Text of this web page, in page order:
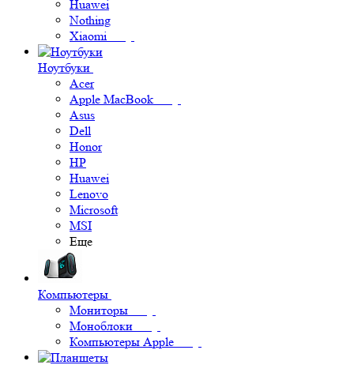
Huawei
Nothing
Xiaomi
Ноутбуки
Acer
Apple MacBook
Asus
Dell
Honor
HP
Huawei
Lenovo
Microsoft
MSI
Еще
Компьютеры
Мониторы
Моноблоки
Компьютеры Apple